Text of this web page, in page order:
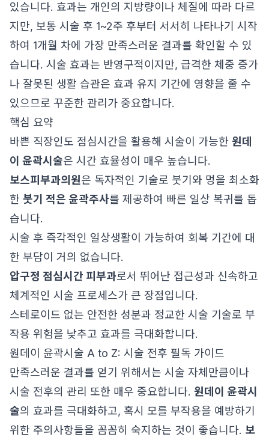
있습니다. 효과는 개인의 지방량이나 체질에 따라 다르
지만, 보통 시술 후 1~2주 후부터 서서히 나타나기 시작
하여 1개월 차에 가장 만족스러운 결과를 확인할 수 있
습니다. 시술 효과는 반영구적이지만, 급격한 체중 증가
나 잘못된 생활 습관은 효과 유지 기간에 영향을 줄 수
있으므로 꾸준한 관리가 중요합니다.
핵심 요약
바쁜 직장인도 점심시간을 활용해 시술이 가능한 원데
이 윤곽시술은 시간 효율성이 매우 높습니다.
보스피부과의원은 독자적인 기술로 붓기와 멍을 최소화
한 붓기 적은 윤곽주사를 제공하여 빠른 일상 복귀를 돕
습니다.
시술 후 즉각적인 일상생활이 가능하여 회복 기간에 대
한 부담이 거의 없습니다.
압구정 점심시간 피부과로서 뛰어난 접근성과 신속하고
체계적인 시술 프로세스가 큰 장점입니다.
스테로이드 없는 안전한 성분과 정교한 시술 기술로 부
작용 위험을 낮추고 효과를 극대화합니다.
원데이 윤곽시술 A to Z: 시술 전후 필독 가이드
만족스러운 결과를 얻기 위해서는 시술 자체만큼이나
시술 전후의 관리 또한 매우 중요합니다. 원데이 윤곽시
술의 효과를 극대화하고, 혹시 모를 부작용을 예방하기
위한 주의사항들을 꼼꼼히 숙지하는 것이 좋습니다. 보